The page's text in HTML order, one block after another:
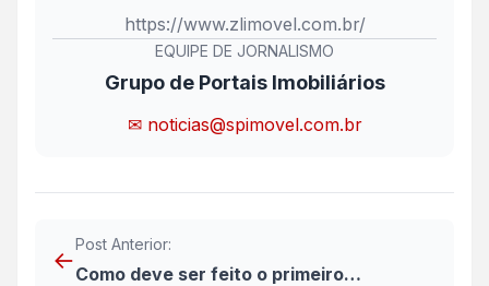
https://www.zlimovel.com.br/
EQUIPE DE JORNALISMO
Grupo de Portais Imobiliários
✉ noticias@spimovel.com.br
←
Post Anterior:
Como deve ser feito o primeiro